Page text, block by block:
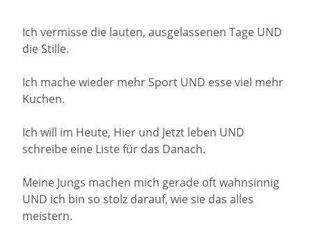
Ich vermisse die lauten, ausgelassenen Tage UND
die Stille.
Ich mache wieder mehr Sport UND esse viel mehr
Kuchen.
Ich will im Heute, Hier und Jetzt leben UND
schreibe eine Liste für das Danach.
Meine Jungs machen mich gerade oft wahnsinnig
UND ich bin so stolz darauf, wie sie das alles
meistern.